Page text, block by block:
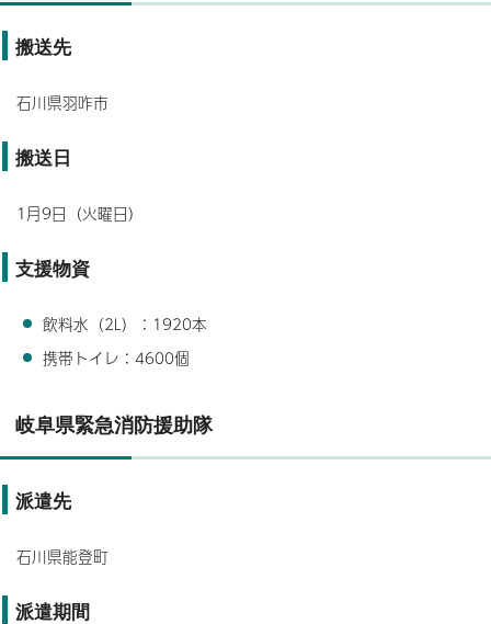
搬送先
石川県羽咋市
搬送日
1月9日（火曜日）
支援物資
飲料水（2L）：1920本
携帯トイレ：4600個
岐阜県緊急消防援助隊
派遣先
石川県能登町
派遣期間